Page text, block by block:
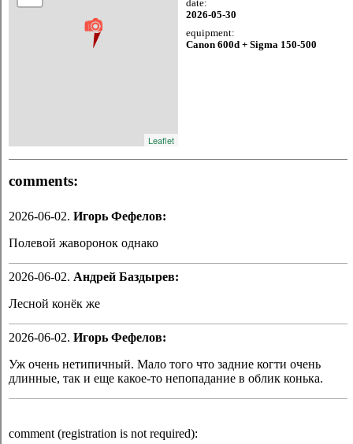
Leaflet
date:
2026-05-30
equipment:
Canon 600d + Sigma 150-500
comments:
2026-06-02. Игорь Фефелов:
Полевой жаворонок однако
2026-06-02. Андрей Баздырев:
Лесной конёк же
2026-06-02. Игорь Фефелов:
Уж очень нетипичный. Мало того что задние когти очень
длинные, так и еще какое-то непопадание в облик конька.
comment (registration is not required):